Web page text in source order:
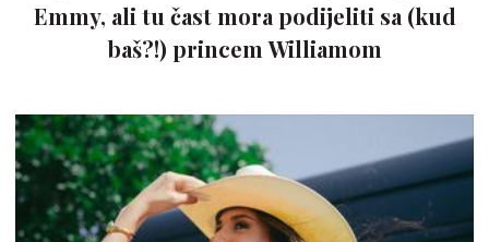
Emmy, ali tu čast mora podijeliti sa (kud
baš?!) princem Williamom